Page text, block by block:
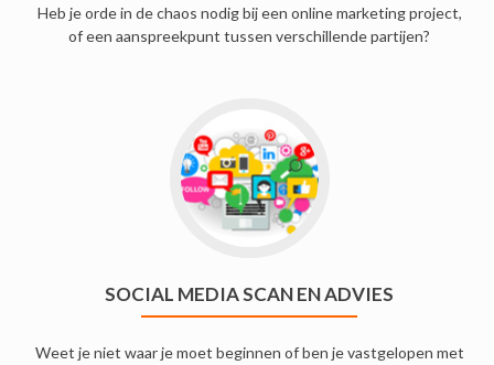
Heb je orde in de chaos nodig bij een online marketing project,
of een aanspreekpunt tussen verschillende partijen?
SOCIAL MEDIA SCAN EN ADVIES
Weet je niet waar je moet beginnen of ben je vastgelopen met